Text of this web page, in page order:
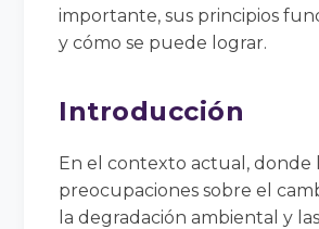
importante, sus principios
y cómo se puede lograr.
Introducción
En el contexto actual, donde
preocupaciones sobre el
la degradación ambiental y las